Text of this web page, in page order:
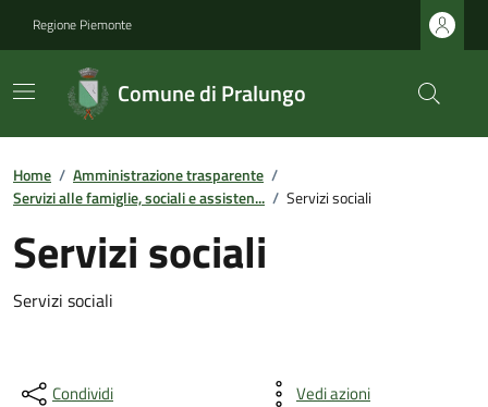
Regione Piemonte
Comune di Pralungo
Home / Amministrazione trasparente /
Servizi alle famiglie, sociali e assisten... / Servizi sociali
Servizi sociali
Servizi sociali
Condividi Vedi azioni